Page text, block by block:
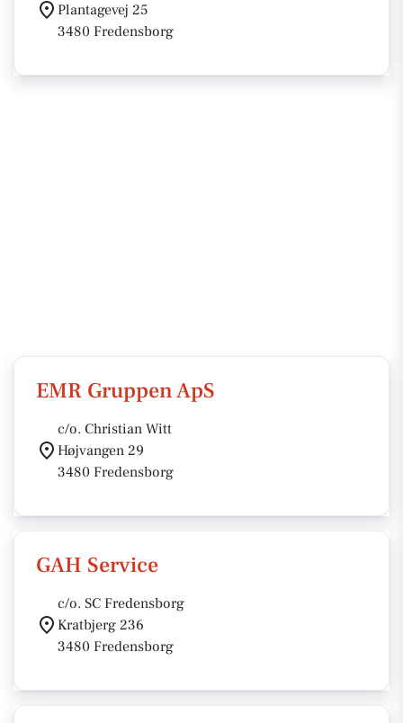
Plantagevej 25
3480 Fredensborg
EMR Gruppen ApS
c/o. Christian Witt
Højvangen 29
3480 Fredensborg
GAH Service
c/o. SC Fredensborg
Kratbjerg 236
3480 Fredensborg